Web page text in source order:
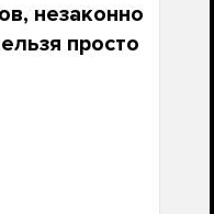
незаконно
просто